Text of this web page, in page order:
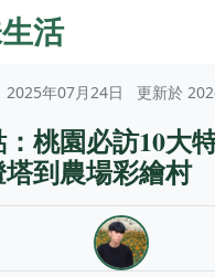
活
2025年07月24日 更新於
桃園必訪10大
到農場彩繪村